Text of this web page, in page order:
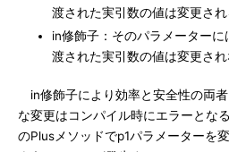
渡された実引数の値は変更さ
in修飾子：そのパラメーターに
渡された実引数の値は変更さ
in修飾子により効率と安全性の両
な変更はコンパイル時にエラーとな
のPlusメソッドでp1パラメーターを